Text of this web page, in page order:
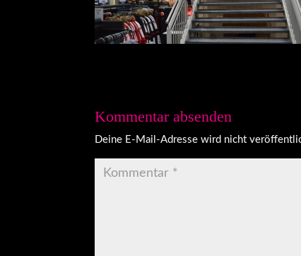
Kommentar absenden
Deine E-Mail-Adresse wird nicht